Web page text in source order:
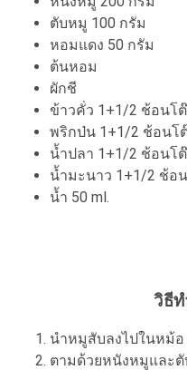
ตับหมู 100 กรัม
หอมแดง 50 กรัม
ต้นหอม
ผักชี
ข้าวคั่ว 1+1/2 ช้อนโ
พริกป่น 1+1/2 ช้อนโ
น้ำปลา 1+1/2 ช้อนโ
น้ำมะนาว 1+1/2 ช้อ
น้ำ 50 ml.
วิธี
นำหมูสับลงไปในหม้อ
ตามด้วยหนังหมูและ